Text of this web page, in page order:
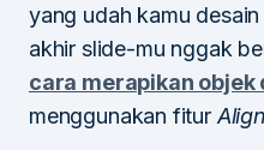
yang udah kamu
akhir slide-mu nggak
cara merapikan objek
menggunakan fitur Align